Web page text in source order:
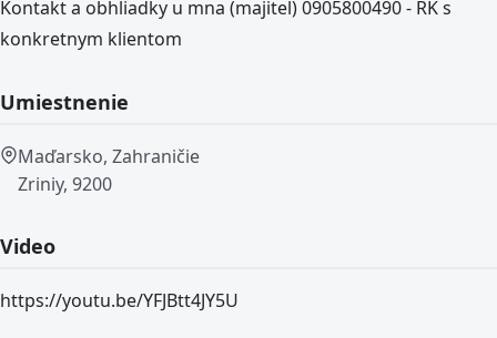
Kontakt a obhliadky u mna (majitel) 0905800490 - RK s
konkretnym klientom
Umiestnenie
Maďarsko, Zahraničie
Zriniy, 9200
Video
https://youtu.be/YFJBtt4JY5U